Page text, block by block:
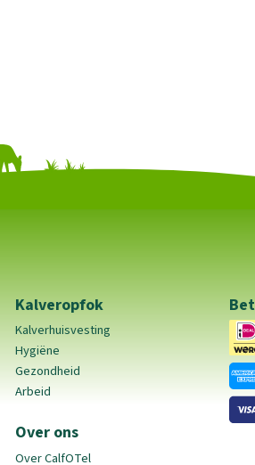
Kalveropfok
Kalverhuisvesting
Hygiëne
Gezondheid
Arbeid
Over ons
Over CalfOTel